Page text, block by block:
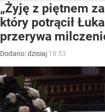
„Żyję z piętnem
który potrącił
przerywa
Dodano:dzisiaj 18:53